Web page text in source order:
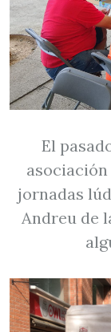
El
asociación
jornadas
Andreu de